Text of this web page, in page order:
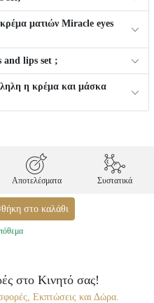
ματιών Miracle eyes
and lips set ;
η κρέμα και μάσκα
Αποτελέσματα Συστατικά
στο καλάθι
στο Κινητό σας!
Εκπτώσεις και Δώρα.